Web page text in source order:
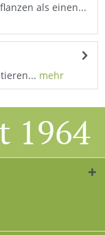
als einen...
mehr
1964